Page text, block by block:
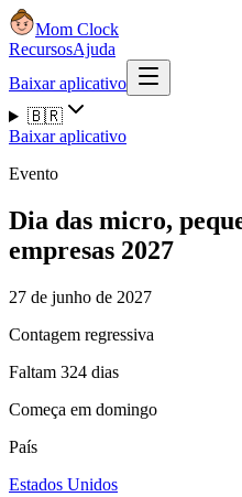
Mom Clock
RecursosAjuda
Baixar aplicativo
🇧🇷
Baixar aplicativo
Evento
Dia das micro,
empresas 2027
27 de junho de 2027
Contagem regressiva
Faltam 324 dias
Começa em domingo
País
Estados Unidos